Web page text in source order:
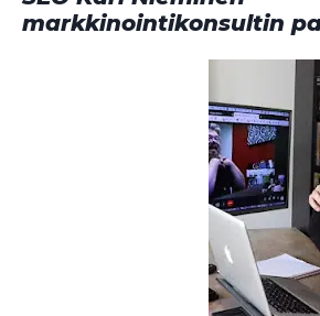
markkinointikonsultin